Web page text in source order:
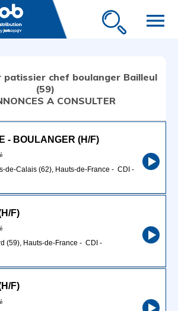
menu
patissier chef boulanger Bailleul
(59)
A CONSULTER
- BOULANGER (H/F)
de-Calais (62), Hauts-de-France - CDI -
F)
(59), Hauts-de-France - CDI -
F)